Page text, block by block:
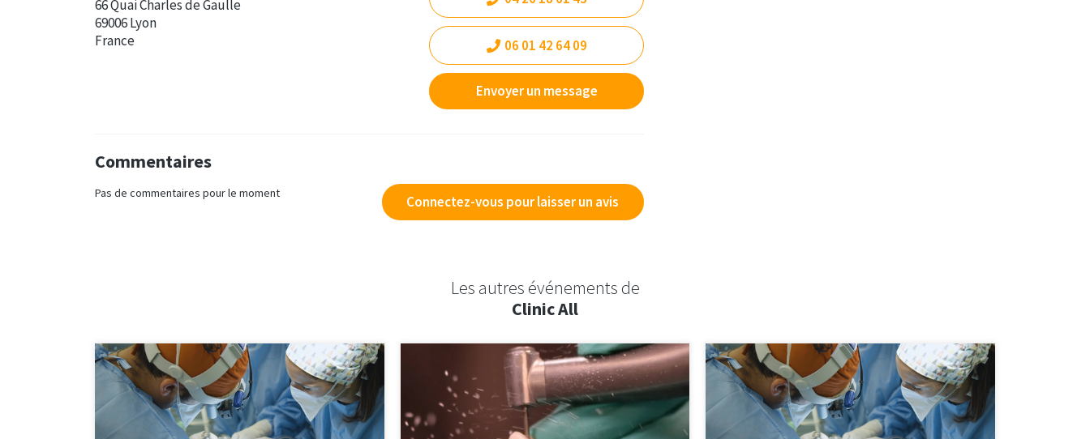
66 Quai Charles de Gaulle
69006 Lyon
France
06 01 42 64 09
Envoyer un message
Commentaires
Pas de commentaires pour le moment Connectez-vous pour laisser un avis
Les autres événements de
Clinic All